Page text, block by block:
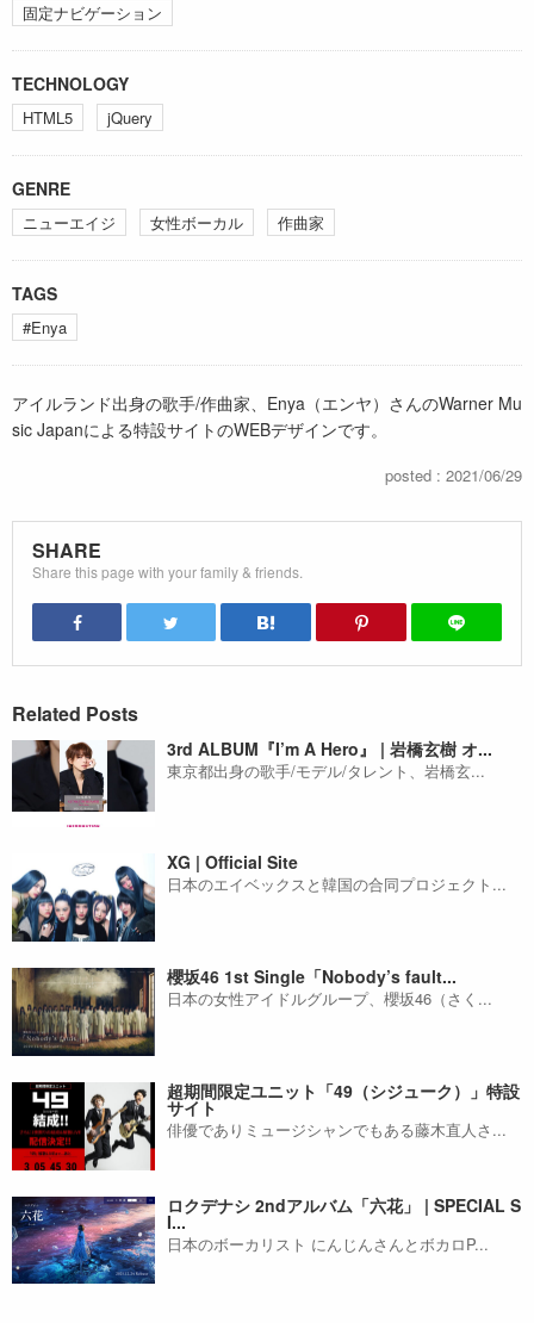
固定ナビゲーション
TECHNOLOGY
HTML5 jQuery
GENRE
ニューエイジ 女性ボーカル 作曲家
TAGS
#Enya
アイルランド出身の歌手/作曲家、Enya（エンヤ）さんのWarner Mu
sic Japanによる特設サイトのWEBデザインです。
posted : 2021/06/29
SHARE
Share this page with your family & friends.
Related Posts
3rd ALBUM『I’m A Hero』 | 岩橋玄樹 オ...
東京都出身の歌手/モデル/タレント、岩橋玄...
XG | Official Site
日本のエイベックスと韓国の合同プロジェクト...
櫻坂46 1st Single「Nobody’s fault...
日本の女性アイドルグループ、櫻坂46（さく...
超期間限定ユニット「49（シジューク）」特設
サイト
俳優でありミュージシャンでもある藤木直人さ...
ロクデナシ 2ndアルバム「六花」 | SPECIAL S
I...
日本のボーカリスト にんじんさんとボカロP...